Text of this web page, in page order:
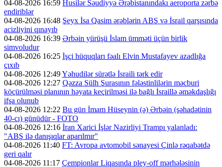
04-08-2026 16:59 Husilər Səudiyyə Ərəbistanındakı aeroporta zərbə
endiriblər
04-08-2026 16:48 Şeyx İsa Qasim ərəblərin ABŞ və İsrail qarşısında
acizliyini qınayıb
04-08-2026 16:39 Ərbəin yürüşü İslam ümməti üçün birlik
simvoludur
04-08-2026 16:25 İşçi hüquqları fəalı Elvin Mustafayev azadlığa
çıxıb
04-08-2026 12:49Yəhudilər sürətlə İsraili tərk edir
04-08-2026 12:27 Qəzza Sülh Şurasının fələstinlilərin məcburi
köçürülməsi planının həyata keçirilməsi ilə bağlı İsraillə əməkdaşlığı
ifşa olunub
04-08-2026 12:22 Bu gün İmam Hüseynin (ə) Ərbəin (şəhadətinin
40-cı) günüdür - FOTO
04-08-2026 12:16 İran Xarici İşlər Nazirliyi Trampı yalanladı:
"ABŞ ilə danışıqlar aparılmır"
04-08-2026 11:40 FT: Avropa avtomobil sənayesi Çinlə rəqabətdə
geri qalır
04-08-2026 11:17 Çempionlar Liqasında pley-off mərhələsinin